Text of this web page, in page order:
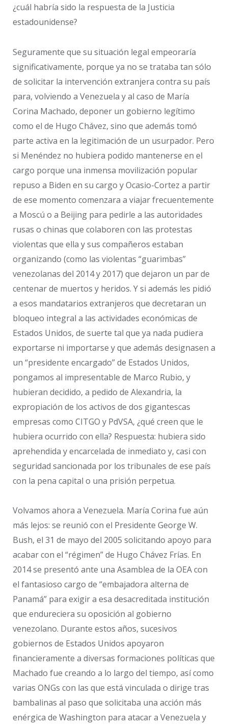
¿cuál habría sido la respuesta de la Justicia
estadounidense?
Seguramente que su situación legal empeoraría
significativamente, porque ya no se trataba tan sólo
de solicitar la intervención extranjera contra su país
para, volviendo a Venezuela y al caso de María
Corina Machado, deponer un gobierno legítimo
como el de Hugo Chávez, sino que además tomó
parte activa en la legitimación de un usurpador. Pero
si Menéndez no hubiera podido mantenerse en el
cargo porque una inmensa movilización popular
repuso a Biden en su cargo y Ocasio-Cortez a partir
de ese momento comenzara a viajar frecuentemente
a Moscú o a Beijing para pedirle a las autoridades
rusas o chinas que colaboren con las protestas
violentas que ella y sus compañeros estaban
organizando (como las violentas “guarimbas”
venezolanas del 2014 y 2017) que dejaron un par de
centenar de muertos y heridos. Y si además les pidió
a esos mandatarios extranjeros que decretaran un
bloqueo integral a las actividades económicas de
Estados Unidos, de suerte tal que ya nada pudiera
exportarse ni importarse y que además designasen a
un “presidente encargado” de Estados Unidos,
pongamos al impresentable de Marco Rubio, y
hubieran decidido, a pedido de Alexandria, la
expropiación de los activos de dos gigantescas
empresas como CITGO y PdVSA, ¿qué creen que le
hubiera ocurrido con ella? Respuesta: hubiera sido
aprehendida y encarcelada de inmediato y, casi con
seguridad sancionada por los tribunales de ese país
con la pena capital o una prisión perpetua.
Volvamos ahora a Venezuela. María Corina fue aún
más lejos: se reunió con el Presidente George W.
Bush, el 31 de mayo del 2005 solicitando apoyo para
acabar con el “régimen” de Hugo Chávez Frías. En
2014 se presentó ante una Asamblea de la OEA con
el fantasioso cargo de “embajadora alterna de
Panamá” para exigir a esa desacreditada institución
que endureciera su oposición al gobierno
venezolano. Durante estos años, sucesivos
gobiernos de Estados Unidos apoyaron
financieramente a diversas formaciones políticas que
Machado fue creando a lo largo del tiempo, así como
varias ONGs con las que está vinculada o dirige tras
bambalinas al paso que solicitaba una acción más
enérgica de Washington para atacar a Venezuela y